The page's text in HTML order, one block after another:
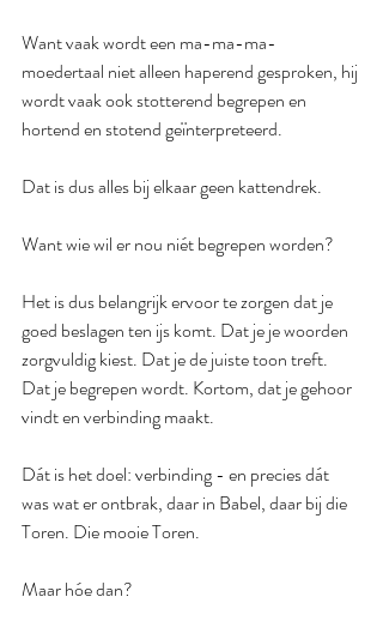
Want vaak wordt een ma-ma-ma-
moedertaal niet alleen haperend gesproken, hij
wordt vaak ook stotterend begrepen en
hortend en stotend geïnterpreteerd.
Dat is dus alles bij elkaar geen kattendrek.
Want wie wil er nou niét begrepen worden?
Het is dus belangrijk ervoor te zorgen dat je
goed beslagen ten ijs komt. Dat je je woorden
zorgvuldig kiest. Dat je de juiste toon treft.
Dat je begrepen wordt. Kortom, dat je gehoor
vindt en verbinding maakt.
Dát is het doel: verbinding - en precies dát
was wat er ontbrak, daar in Babel, daar bij die
Toren. Die mooie Toren.
Maar hóe dan?